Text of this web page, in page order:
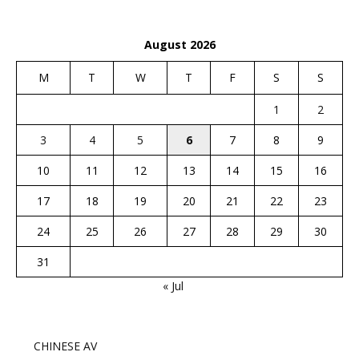
August 2026
M T W T F S S
1
2
3
4 5 6 7 8
9
10
11 12 13 14 15
16
17
18 19 20 21 22
23
24
25 26 27 28 29
30
31
« Jul
CHINESE AV